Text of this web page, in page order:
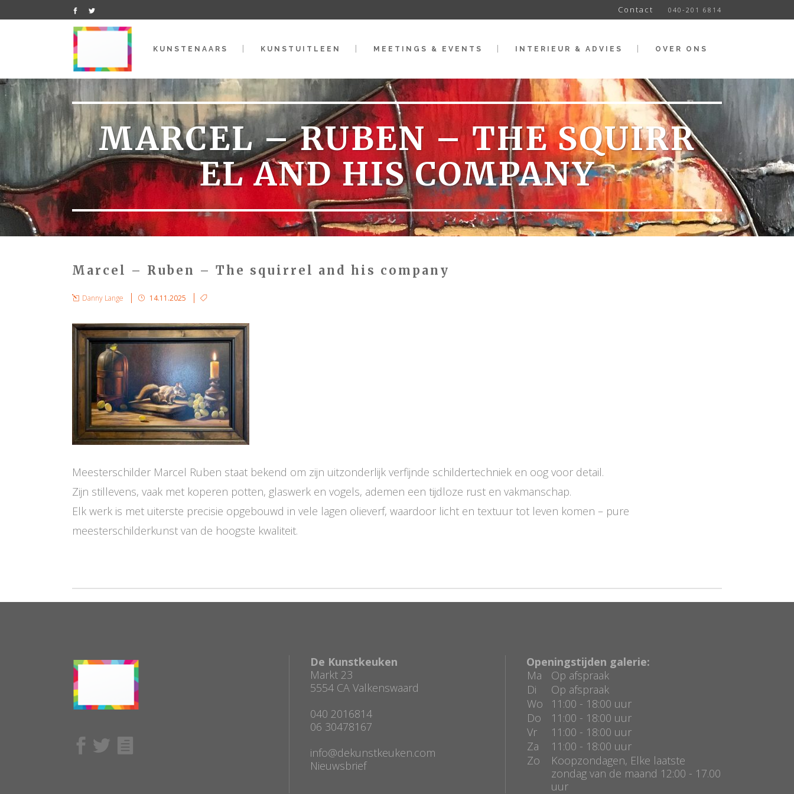
Contact 040-201 6814
KUNSTENAARS KUNSTUITLEEN MEETINGS & EVENTS INTERIEUR & ADVIES OVER ONS
MARCEL – RUBEN – THE SQUIRR
EL AND HIS COMPANY
Marcel – Ruben – The squirrel and his company
Danny Lange 14.11.2025
Meesterschilder Marcel Ruben staat bekend om zijn uitzonderlijk verfijnde schildertechniek en oog voor detail.
Zijn stillevens, vaak met koperen potten, glaswerk en vogels, ademen een tijdloze rust en vakmanschap.
Elk werk is met uiterste precisie opgebouwd in vele lagen olieverf, waardoor licht en textuur tot leven komen – pure
meesterschilderkunst van de hoogste kwaliteit.
De Kunstkeuken
Markt 23
5554 CA Valkenswaard
040 2016814
06 30478167
info@dekunstkeuken.com
Nieuwsbrief
Openingstijden galerie:
Ma
Op afspraak
Di
Op afspraak
Wo
11:00 - 18:00 uur
Do
11:00 - 18:00 uur
Vr
11:00 - 18:00 uur
Za
11:00 - 18:00 uur
Zo
Koopzondagen, Elke laatste
zondag van de maand 12:00 - 17.00
uur